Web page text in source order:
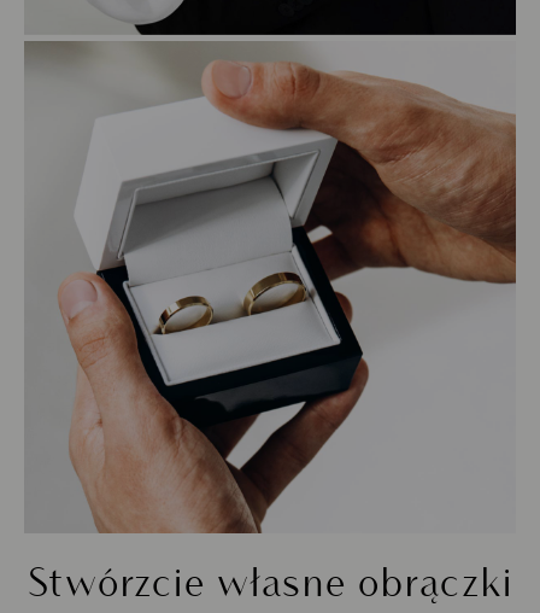
Stwórzcie własne obrączki